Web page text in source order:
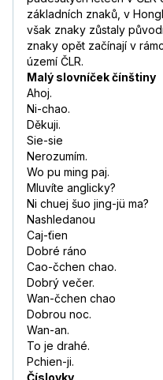
základních znaků, v
však znaky zůstaly
znaky opět začínají v
území ČLR.
Malý slovníček čínštiny
Ahoj.
Ni-chao.
Děkuji.
Sie-sie
Nerozumím.
Wo pu ming paj.
Mluvíte anglicky?
Ni chuej šuo jing-jü ma?
Nashledanou
Caj-ťien
Dobré ráno
Cao-čchen chao.
Dobrý večer.
Wan-čchen chao
Dobrou noc.
Wan-an.
To je drahé.
Pchien-ji.